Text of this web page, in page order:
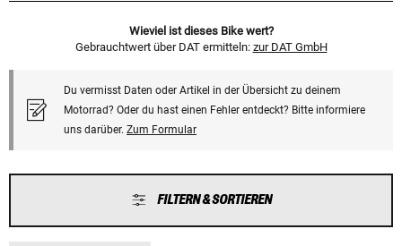
Wieviel ist dieses Bike wert?
Gebrauchtwert über DAT ermitteln: zur DAT GmbH
Du vermisst Daten oder Artikel in der Übersicht zu deinem
Motorrad? Oder du hast einen Fehler entdeckt? Bitte informiere
uns darüber. Zum Formular
FILTERN & SORTIEREN